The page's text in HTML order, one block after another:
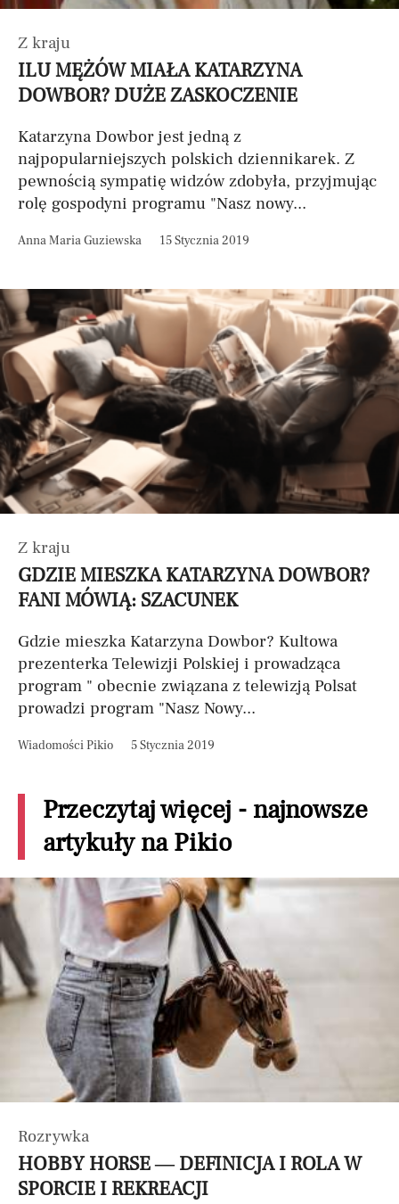
Z kraju
ILU MĘŻÓW MIAŁA KATARZYNA
DOWBOR? DUŻE ZASKOCZENIE
Katarzyna Dowbor jest jedną z
najpopularniejszych polskich dziennikarek. Z
pewnością sympatię widzów zdobyła, przyjmując
rolę gospodyni programu "Nasz nowy...
Anna Maria Guziewska 15 Stycznia 2019
Z kraju
GDZIE MIESZKA KATARZYNA DOWBOR?
FANI MÓWIĄ: SZACUNEK
Gdzie mieszka Katarzyna Dowbor? Kultowa
prezenterka Telewizji Polskiej i prowadząca
program " obecnie związana z telewizją Polsat
prowadzi program "Nasz Nowy...
Wiadomości Pikio 5 Stycznia 2019
Przeczytaj więcej - najnowsze
artykuły na Pikio
Rozrywka
HOBBY HORSE — DEFINICJA I ROLA W
SPORCIE I REKREACJI